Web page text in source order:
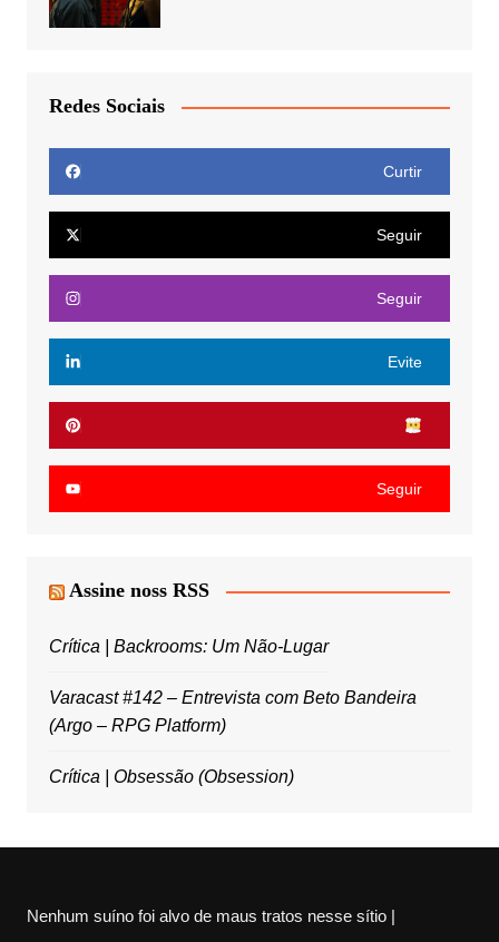
Redes Sociais
Curtir
Seguir
Seguir
Evite
Seguir
Assine noss RSS
Crítica | Backrooms: Um Não-Lugar
Varacast #142 – Entrevista com Beto Bandeira
(Argo – RPG Platform)
Crítica | Obsessão (Obsession)
Nenhum suíno foi alvo de maus tratos nesse sítio |